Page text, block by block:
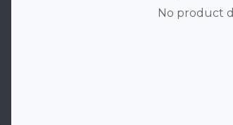
No product